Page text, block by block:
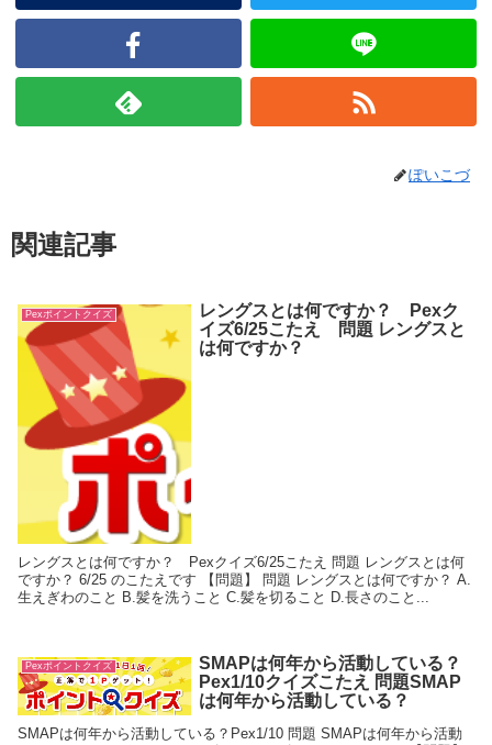
ぽいこづ
関連記事
Pexポイントクイズ
レングスとは何ですか？ Pexク
イズ6/25こたえ 問題 レングスと
は何ですか？
レングスとは何ですか？ Pexクイズ6/25こたえ 問題 レングスとは何
ですか？ 6/25 のこたえです 【問題】 問題 レングスとは何ですか？ A.
生えぎわのこと B.髪を洗うこと C.髪を切ること D.長さのこと...
Pexポイントクイズ
SMAPは何年から活動している？
Pex1/10クイズこたえ 問題SMAP
は何年から活動している？
SMAPは何年から活動している？Pex1/10 問題 SMAPは何年から活動